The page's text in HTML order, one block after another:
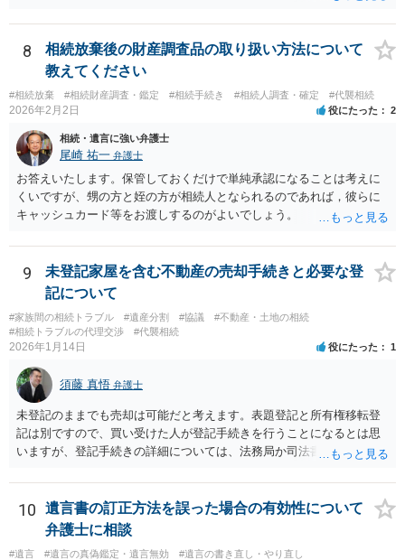
8
相続放棄後の財産調査品の取り扱い方法について
教えてください
#相続放棄 #相続財産調査・鑑定 #相続手続き #相続人調査・確定 #代襲相続
2026年2月2日 役にたった 2
相続・遺言に強い弁護士
尾崎 祐一 弁護士
お答えいたします。保管しておくだけで単純承認になることは考えに
くいですが、甥の方と姪の方が相続人となられるのであれば，彼らに
キャッシュカード等をお渡しするのがよいでしょう。
9
未登記家屋を含む不動産の売却手続きと必要な登
記について
#家族間の相続トラブル #遺産分割 #協議
#不動産・土地の相続
#相続トラブルの代理交渉
#代襲相続
2026年1月14日 役にたった 1
須藤 真悟 弁護士
未登記のままでも売却は可能だと考えます。表題登記と所有権移転登
記は別ですので、買い受けた人が登記手続きを行うことになるとは思
いますが、登記手続きの詳細については、法務局か司法書士に確認す
10
遺言書の訂正方法を誤った場合の有効性について
弁護士に相談
#遺言 #遺言の真偽鑑定・遺言無効
#遺言の書き直し・やり直し